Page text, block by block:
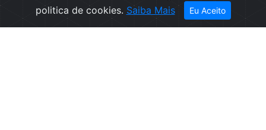
politica de cookies. Saiba Mais Eu Aceito